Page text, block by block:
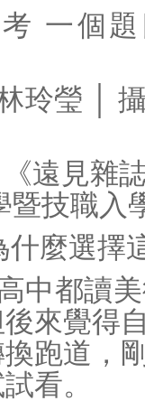
一個
玲瑩 │
遠見雜
暨技職入
什麼選擇
中都讀
來覺得
跑道，
看。